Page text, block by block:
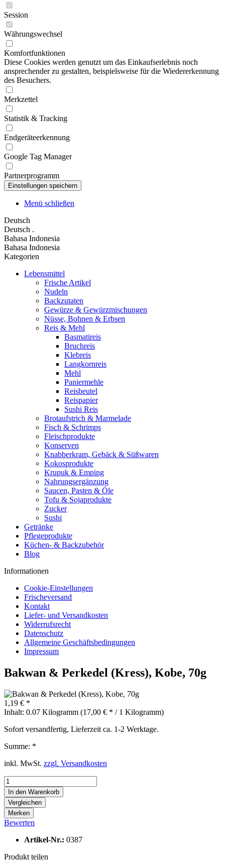
Session
Währungswechsel
Komfortfunktionen
Diese Cookies werden genutzt um das Einkaufserlebnis noch
ansprechender zu gestalten, beispielsweise für die Wiedererkennung
des Besuchers.
Merkzettel
Statistik & Tracking
Endgeräteerkennung
Google Tag Manager
Partnerprogramm
Menü schließen
Deutsch
Deutsch .
Bahasa Indonesia
Bahasa Indonesia
Kategorien
Lebensmittel
Frische Artikel
Nudeln
Backzutaten
Gewürze & Gewürzmischungen
Nüsse, Bohnen & Erbsen
Reis & Mehl
Basmatireis
Bruchreis
Klebreis
Langkornreis
Mehl
Paniermehle
Reisbeutel
Reispapier
Sushi Reis
Brotaufstrich & Marmelade
Fisch & Schrimps
Fleischprodukte
Konserven
Knabberkram, Gebäck & Süßwaren
Kokosprodukte
Krupuk & Emping
Nahrungsergänzung
Saucen, Pasten & Öle
Tofu & Sojaprodukte
Zucker
Sushi
Getränke
Pflegeprodukte
Küchen- & Backzubehör
Blog
Informationen
Cookie-Einstellungen
Frischeversand
Kontakt
Liefer- und Versandkosten
Widerrufsrecht
Datenschutz
Allgemeine Geschäftsbedingungen
Impressum
Bakwan & Perkedel (Kress), Kobe, 70g
1,19 € *
Inhalt: 0.07 Kilogramm (17,00 € * / 1 Kilogramm)
Sofort versandfertig, Lieferzeit ca. 1-2 Werktage.
Summe: *
inkl. MwSt. zzgl. Versandkosten
In den Warenkorb
Vergleichen
Merken
Bewerten
Artikel-Nr.: 0387
Produkt teilen